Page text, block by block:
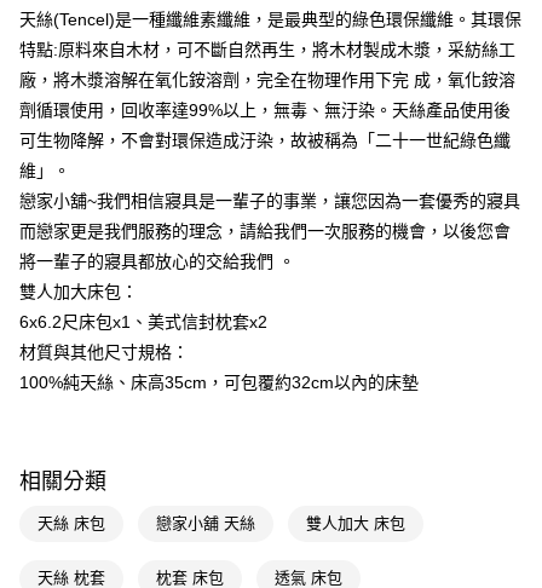
AFTEE先享後付是「在收到商品之後才付款」的支付方式。 讓您購物簡單
便利好安心！
１．簡單：不需註冊會員、不需綁卡、不需儲值。
２．便利：只要手機號碼，簡訊認證，即可結帳。
【「AFTEE先享後付」結帳流程】
１．於結帳方式選擇「AFTEE先享後付」後，將跳轉至「AFTEE先享後付」
結帳頁面，進行簡訊認證並確認金額後，即可完成結帳。
２．訂單成立數日內，您將收到繳費通知簡訊。
３．收到繳費通知簡訊後14天內，點擊此簡訊中的連結，可透過四大超商／
ATM／網路銀行／等多元方式進行付款，方視為交易完成。
※ 請注意：結帳手續完成當下不需立刻繳費，但若您需要取消訂單，請聯絡
購買商品的店家。未經商家同意取消之訂單仍視為有效，需透過AFTEE先享
後付繳納相關費用。
是否繳費成功／繳費後需取消欲退款等相關疑問，請聯繫「AFTEE先享後付
客戶支援中心」 https://netprotections.freshdesk.com/support/home
易，需依本服務之必要範圍內提供個人資料，並將交易相關給付款項請求債
權轉讓予恩沛科技股份有限公司。
https://aftee.tw/terms/#terms3
「AFTEE先享後付」，若未經同意申辦者引起之損失，本公司不負相關責
運送方式
宅配(廠商直送🚚)
每筆NT$100，滿NT$590(含以上)免運費
宅配(離島廠商直送🚚)
每筆NT$300
天絲(Tencel)是一種纖維素纖維，是最典型的綠色環保纖維。其環保
特點:原料來自木材，可不斷自然再生，將木材製成木漿，采紡絲工
廠，將木漿溶解在氧化銨溶劑，完全在物理作用下完 成，氧化銨溶
劑循環使用，回收率達99%以上，無毒、無汙染。天絲產品使用後
可生物降解，不會對環保造成汙染，故被稱為「二十一世紀綠色纖
維」。
戀家小舖~我們相信寢具是一輩子的事業，讓您因為一套優秀的寢具
而戀家更是我們服務的理念，請給我們一次服務的機會，以後您會
將一輩子的寢具都放心的交給我們 。
雙人加大床包：
6x6.2尺床包x1、美式信封枕套x2
材質與其他尺寸規格：
100%純天絲、床高35cm，可包覆約32cm以內的床墊
相關分類
天絲 床包 戀家小舖 天絲 雙人加大 床包
天絲 枕套 枕套 床包 透氣 床包